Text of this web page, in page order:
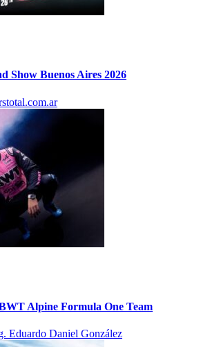
Show Buenos Aires 2026
Alpine Formula One Team
Eduardo Daniel González